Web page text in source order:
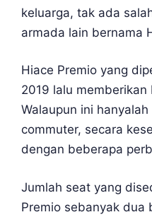
keluarga, tak ada
armada lain bernama
Hiace Premio yang
2019 lalu
Walaupun ini
commuter, secara
dengan beberapa
Jumlah seat yang
Premio sebanyak dua